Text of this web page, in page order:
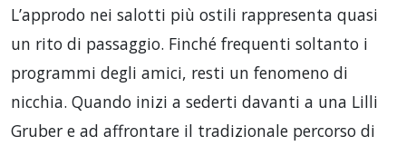
L’approdo nei salotti più ostili rappresenta quasi
un rito di passaggio. Finché frequenti soltanto i
programmi degli amici, resti un fenomeno di
nicchia. Quando inizi a sederti davanti a una Lilli
Gruber e ad affrontare il tradizionale percorso di